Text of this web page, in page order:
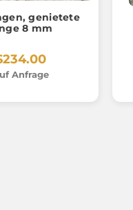
genietete
8 mm
Anfrage